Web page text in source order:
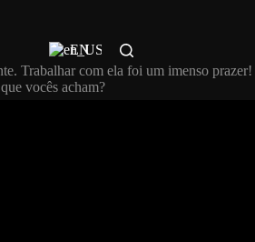
EN
Trabalhar com ela foi um imenso prazer!
vocês acham?